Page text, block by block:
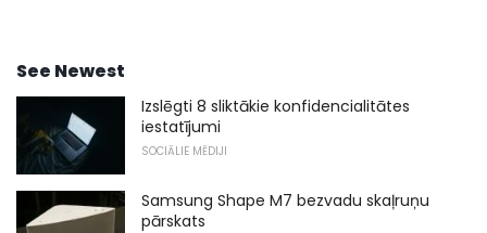
See Newest
Izslēgti 8 sliktākie konfidencialitātes
iestatījumi
SOCIĀLIE MĒDIJI
Samsung Shape M7 bezvadu skaļruņu
pārskats